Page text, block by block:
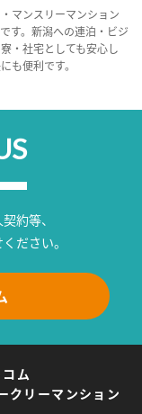
マンスリーマンション
す。新潟への連泊・ビジ
・社宅としても安心し
も便利です。
約等、
ださい。
ム
クリーマンション